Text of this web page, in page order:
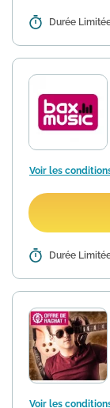
Détails :
Durée
Voir les
Détails :
plus
Durée
Voir les